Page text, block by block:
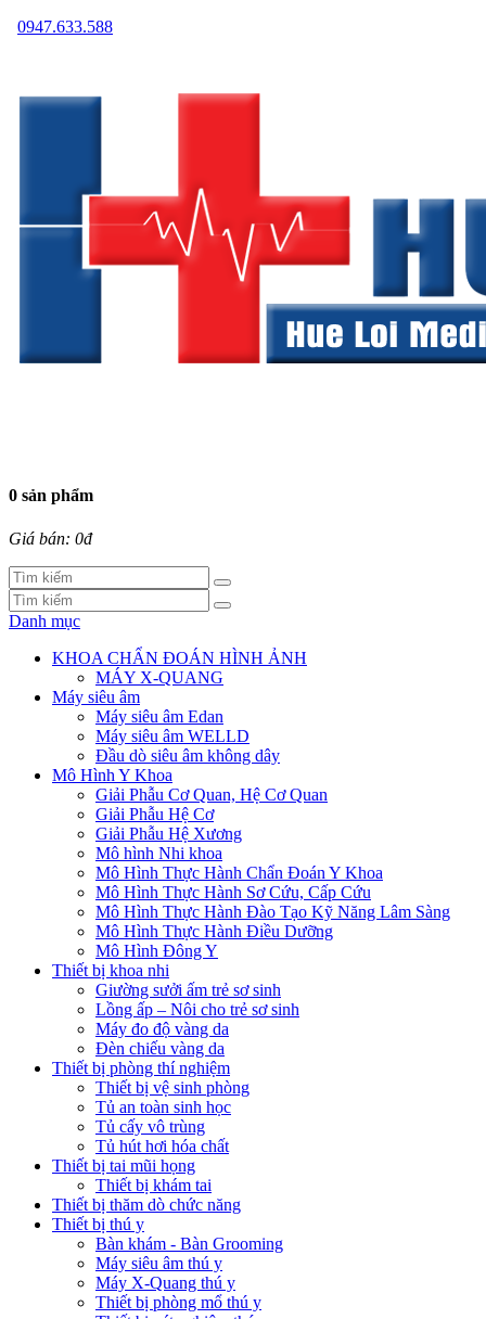
0947.633.588
0 sản phẩm
Giá bán: 0đ
Danh mục
KHOA CHẨN ĐOÁN HÌNH ẢNH
MÁY X-QUANG
Máy siêu âm
Máy siêu âm Edan
Máy siêu âm WELLD
Đầu dò siêu âm không dây
Mô Hình Y Khoa
Giải Phẫu Cơ Quan, Hệ Cơ Quan
Giải Phẫu Hệ Cơ
Giải Phẫu Hệ Xương
Mô hình Nhi khoa
Mô Hình Thực Hành Chẩn Đoán Y Khoa
Mô Hình Thực Hành Sơ Cứu, Cấp Cứu
Mô Hình Thực Hành Đào Tạo Kỹ Năng Lâm Sàng
Mô Hình Thực Hành Điều Dưỡng
Mô Hình Đông Y
Thiết bị khoa nhi
Giường sưởi ấm trẻ sơ sinh
Lồng ấp – Nôi cho trẻ sơ sinh
Máy đo độ vàng da
Đèn chiếu vàng da
Thiết bị phòng thí nghiệm
Thiết bị vệ sinh phòng
Tủ an toàn sinh học
Tủ cấy vô trùng
Tủ hút hơi hóa chất
Thiết bị tai mũi họng
Thiết bị khám tai
Thiết bị thăm dò chức năng
Thiết bị thú y
Bàn khám - Bàn Grooming
Máy siêu âm thú y
Máy X-Quang thú y
Thiết bị phòng mổ thú y